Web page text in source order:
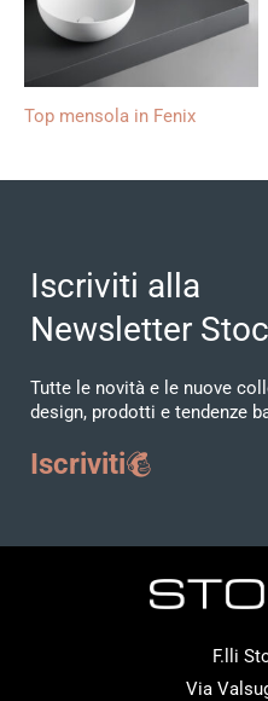
Top mensola in Fenix
Iscriviti alla
Newsletter
Tutte le novità e le nuove
design, prodotti e tendenze
Iscriviti
F.lli
Via